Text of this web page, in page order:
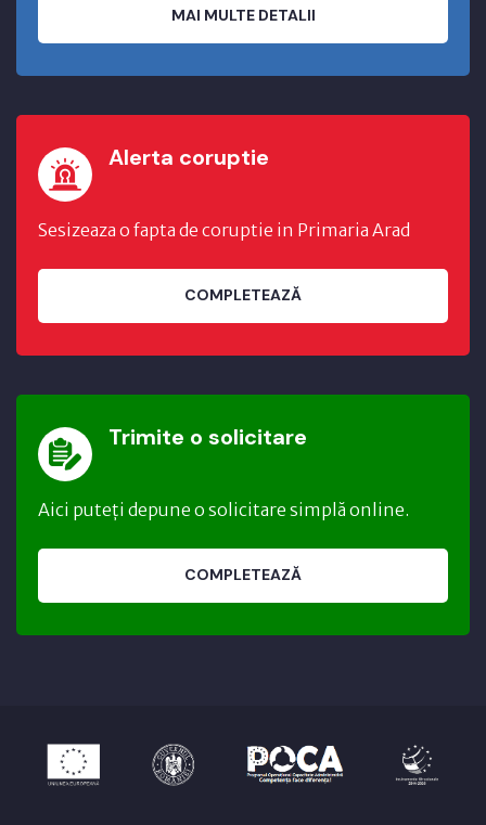
MAI MULTE DETALII
Alerta coruptie
Sesizeaza o fapta de coruptie in Primaria Arad
COMPLETEAZĂ
Trimite o solicitare
Aici puteți depune o solicitare simplă online.
COMPLETEAZĂ